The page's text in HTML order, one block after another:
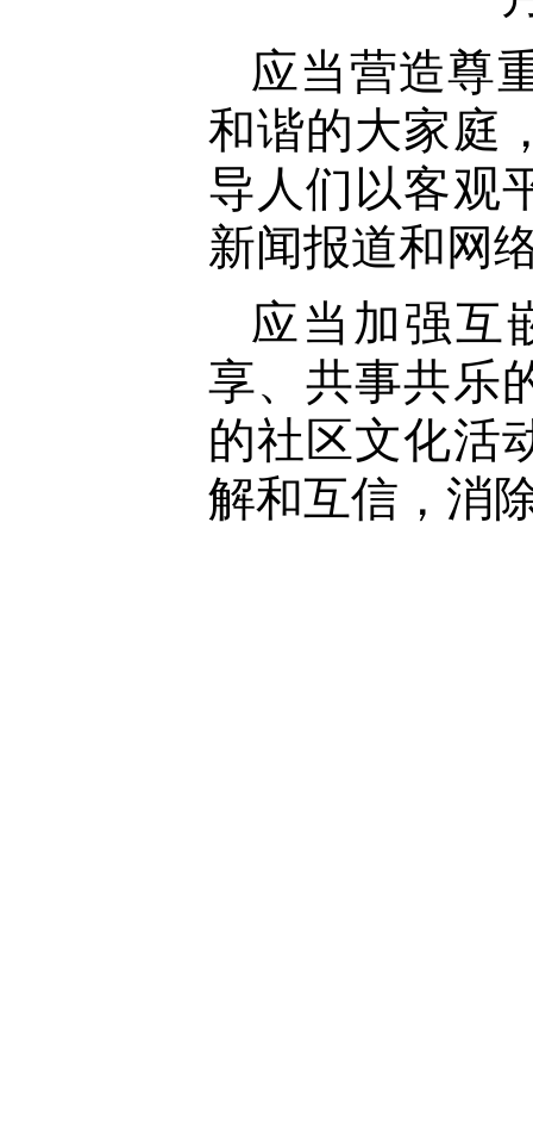
应当营造尊
和谐的大家庭
导人们以客观
新闻报道和网
应当加强互
享、共事共乐
的社区文化活
解和互信，消